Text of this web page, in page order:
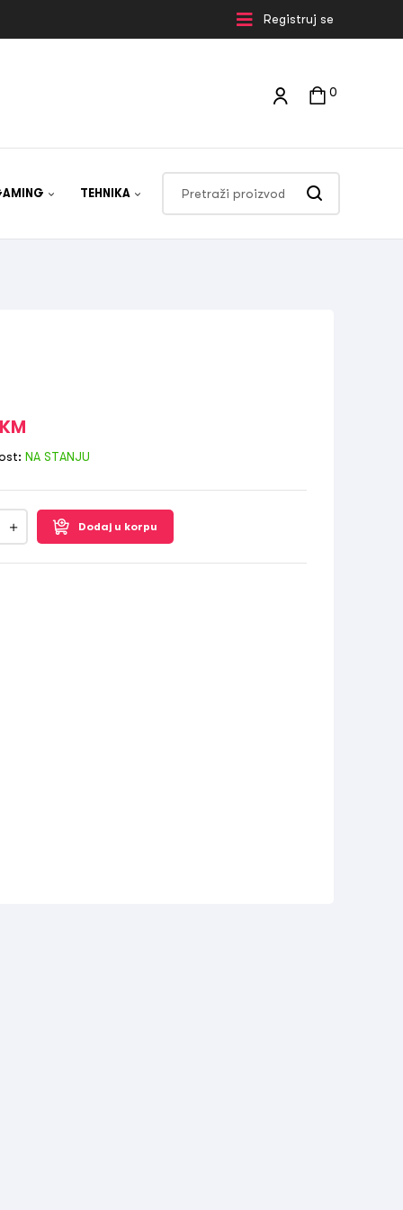
Registruj se
0
TEHNIKA
KM
NA STANJU
Dodaj u korpu